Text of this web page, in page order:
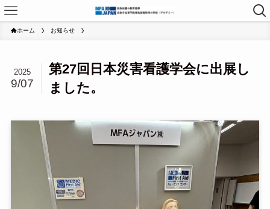
ホーム お知らせ
第27回日本災害看護学会に出展し
ました。
2025
9/07